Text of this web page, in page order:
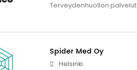
Terveydenhuollon palvelut
Spider Med Oy
Helsinki